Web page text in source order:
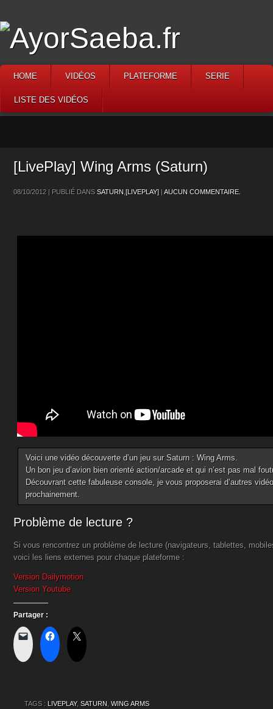
HOME VIDÉOS PLATEFORME SERIE
LISTE DES VIDÉOS
[LivePlay] Wing Arms (Saturn)
08/10/2012 | PUBLIÉ DANSSATURN [LIVEPLAY] |AUCUN COMMENTAIRE.
Voici une vidéo découverte d’un jeu sur Saturn : Wing Arms.
Un bon jeu d’avion bien orienté action/arcade et qui n’est pas mal
Découvrant cette fabuleuse console, je vous proposerai d’autres
prochainement.
Problème de lecture ?
Si vous rencontrez un problème de lecture (navigateurs, tablettes,
voici les liens externes pour chaque plateforme :
Version Dailymotion
Version Youtube
Partager :
TAGS : LIVEPLAY, SATURN WING ARMS